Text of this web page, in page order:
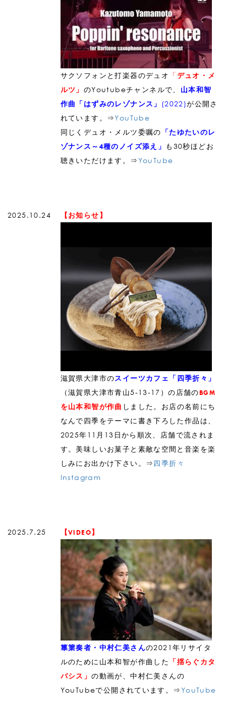
サクソフォンと打楽器のデュオ 「デュオ・メ
ルツ」 のYoutubeチャンネルで、
山本和智
作曲「はずみのレゾナンス」 (2022)が公開さ
れています。⇒YouTube
同じくデュオ・メルツ委嘱の
「たゆたいのレ
ゾナンス～4種のノイズ添え」
も30秒ほどお
聴きいただけます。⇒YouTube
2025.10.24 【お知らせ】
滋賀県大津市のスイーツカフェ「四季折々」
（滋賀県大津市青山5-13-17）の店舗のBGM
を山本和智が作曲 しました。お店の名前にち
なんで四季をテーマに書き下ろした作品は、
2025年11月13日から順次、店舗で流されま
す。美味しいお菓子と素敵な空間と音楽を楽
しみにお出かけ下さい。⇒四季折々
Instagram
2025.7.25 【VIDEO】
篳篥奏者・中村仁美さんの2021年リサイタ
ルのために山本和智が作曲した
「揺らぐカタ
バシス」の動画が、中村仁美さんの
YouTubeで公開されています。⇒YouTube